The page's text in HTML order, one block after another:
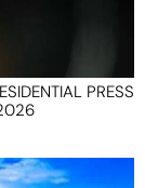
PRESS